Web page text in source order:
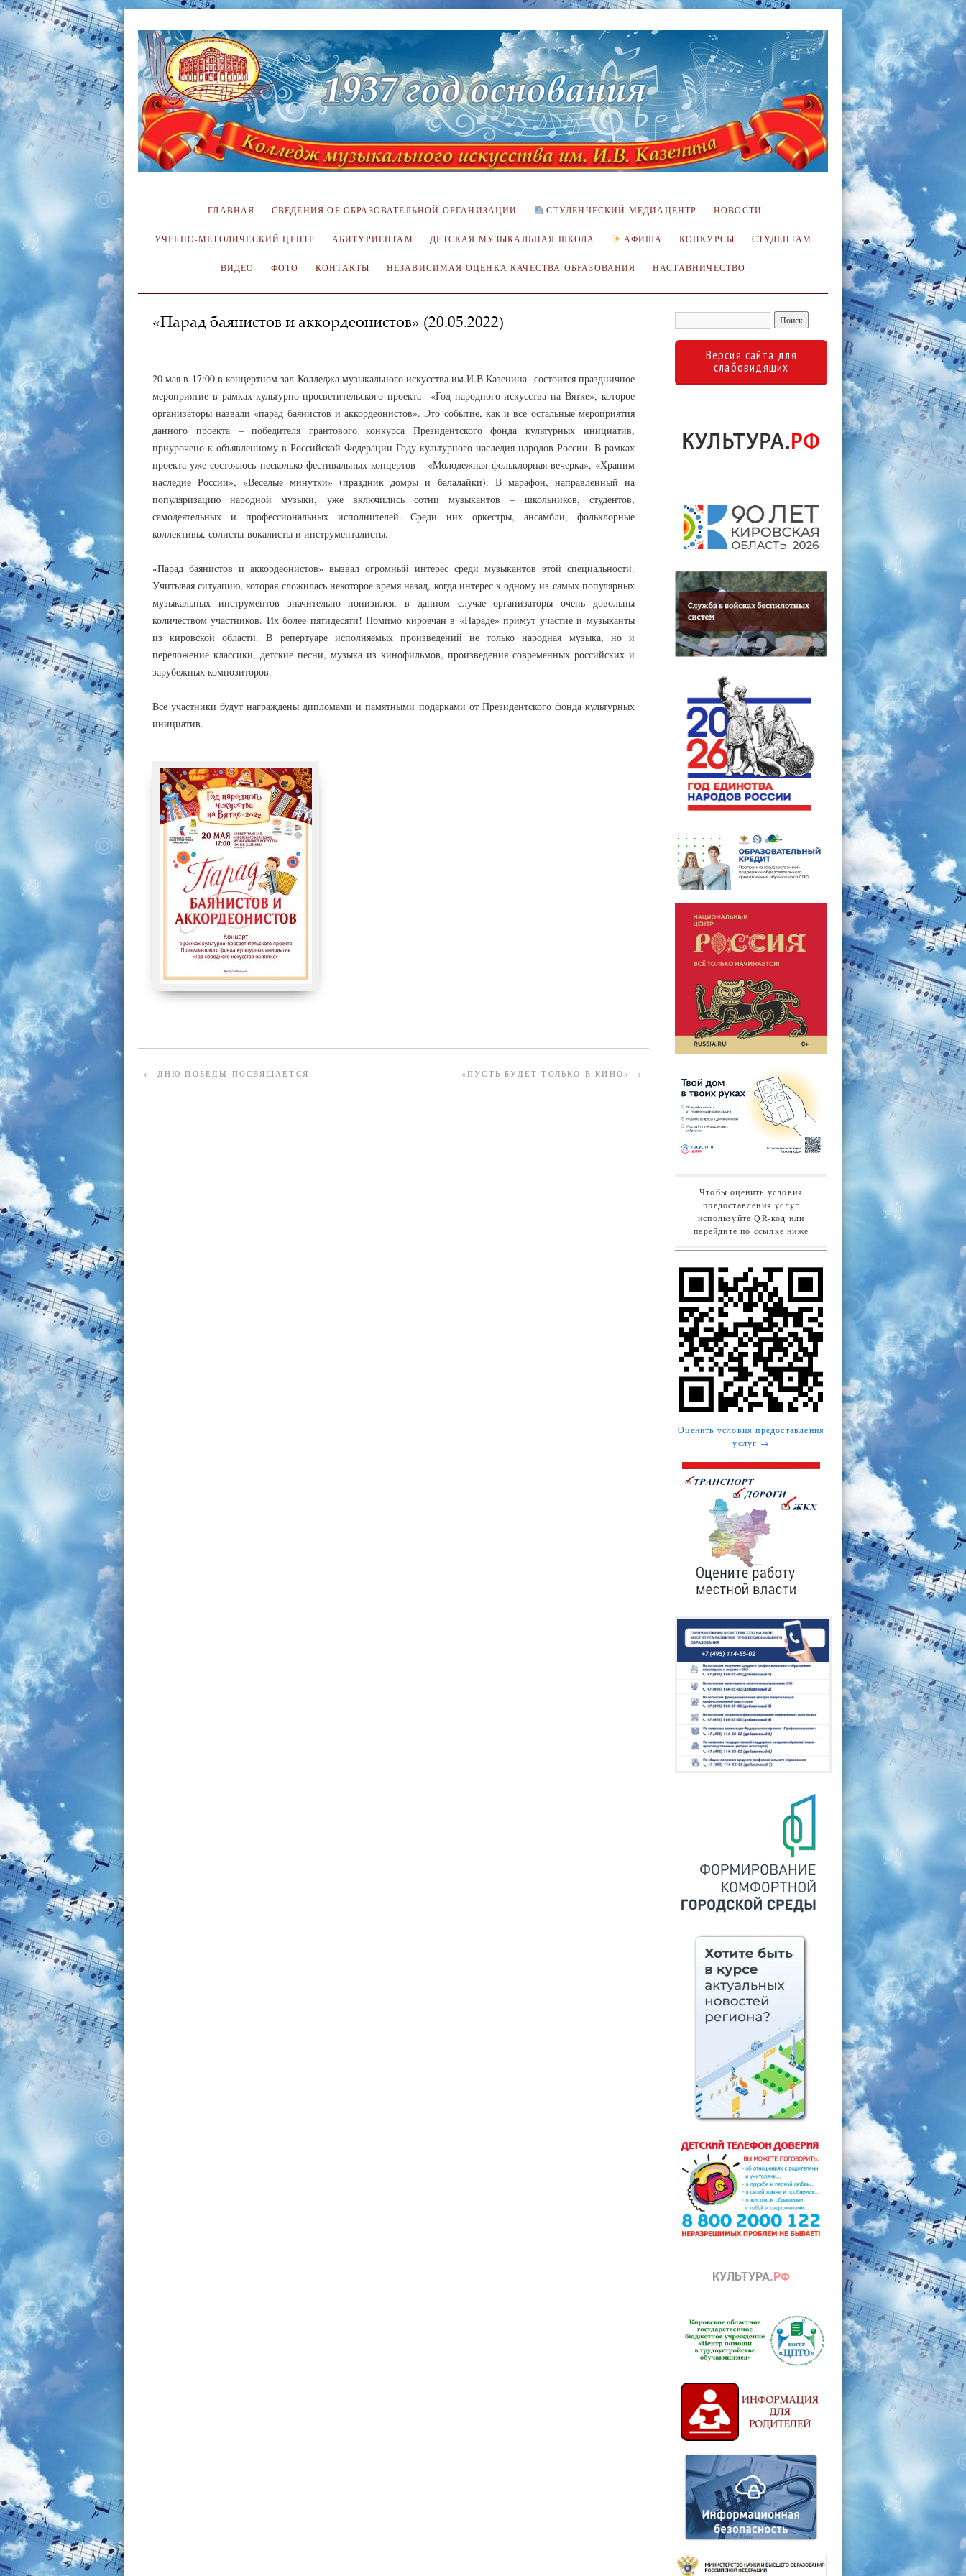
ГЛАВНАЯ СВЕДЕНИЯ ОБ ОБРАЗОВАТЕЛЬНОЙ ОРГАНИЗАЦИИ СТУДЕНЧЕСКИЙ МЕДИАЦЕНТР НОВОСТИ
УЧЕБНО-МЕТОДИЧЕСКИЙ ЦЕНТР АБИТУРИЕНТАМ ДЕТСКАЯ МУЗЫКАЛЬНАЯ ШКОЛА АФИША КОНКУРСЫ СТУДЕНТАМ
ВИДЕО ФОТО КОНТАКТЫ НЕЗАВИСИМАЯ ОЦЕНКА КАЧЕСТВА ОБРАЗОВАНИЯ НАСТАВНИЧЕСТВО
«Парад баянистов и аккордеонистов» (20.05.2022)
20 мая в 17:00 в концертном зал Колледжа музыкального искусства им.И.В.Казенина состоится праздничное
мероприятие в рамках культурно-просветительского проекта «Год народного искусства на Вятке», которое
организаторы назвали «парад баянистов и аккордеонистов». Это событие, как и все остальные мероприятия
данного проекта – победителя грантового конкурса Президентского фонда культурных инициатив,
приурочено к объявленному в Российской Федерации Году культурного наследия народов России. В рамках
проекта уже состоялось несколько фестивальных концертов – «Молодежная фольклорная вечерка», «Храним
наследие России», «Веселые минутки» (праздник домры и балалайки). В марафон, направленный на
популяризацию народной музыки, уже включились сотни музыкантов – школьников, студентов,
самодеятельных и профессиональных исполнителей. Среди них оркестры, ансамбли, фольклорные
коллективы, солисты-вокалисты и инструменталисты.
«Парад баянистов и аккордеонистов» вызвал огромный интерес среди музыкантов этой специальности.
Учитывая ситуацию, которая сложилась некоторое время назад, когда интерес к одному из самых популярных
музыкальных инструментов значительно понизился, в данном случае организаторы очень довольны
количеством участников. Их более пятидесяти! Помимо кировчан в «Параде» примут участие и музыканты
из кировской области. В репертуаре исполняемых произведений не только народная музыка, но и
переложение классики, детские песни, музыка из кинофильмов, произведения современных российских и
зарубежных композиторов.
Все участники будут награждены дипломами и памятными подарками от Президентского фонда культурных
инициатив.
← ДНЮ ПОБЕДЫ ПОСВЯЩАЕТСЯ «ПУСТЬ БУДЕТ ТОЛЬКО В КИНО» →
Версия сайта для
слабовидящих
Чтобы оценить условия
предоставления услуг
используйте QR-код или
перейдите по ссылке ниже
Оценить условия предоставления
услуг →